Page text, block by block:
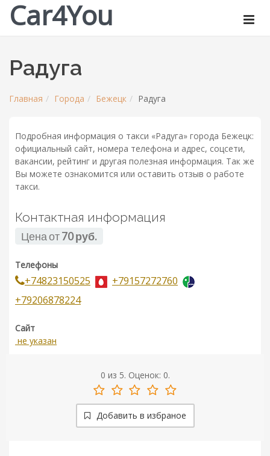
Car4You
Радуга
Главная Города Бежецк Радуга
Подробная информация о такси «Радуга» города Бежецк:
официальный сайт, номера телефона и адрес, соцсети,
вакансии, рейтинг и другая полезная информация. Так же
Вы можете ознакомится или оставить отзыв о работе
такси.
Контактная информация
Цена от70 руб.
Телефоны
+74823150525
+79157272760
+79206878224
Сайт
не указан
0 из 5. Оценок: 0.
Добавить в избраное